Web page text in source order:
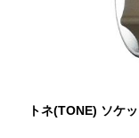
トネ(TONE) ソケ